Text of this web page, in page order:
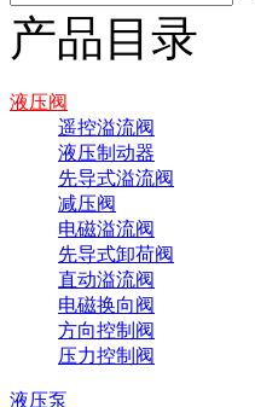
产品目录
液压阀
遥控溢流阀
液压制动器
先导式溢流阀
减压阀
电磁溢流阀
先导式卸荷阀
直动溢流阀
电磁换向阀
方向控制阀
压力控制阀
液压泵